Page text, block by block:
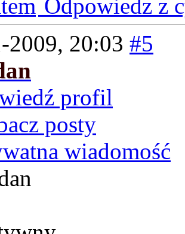
Odpowiedz z
2009, 20:03 #5
profil
posty
wiadomość